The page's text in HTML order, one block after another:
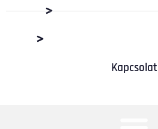
Dabas Beton
Kapcsolat